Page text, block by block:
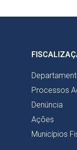
Processos
Denúncia
Ações
Municípios